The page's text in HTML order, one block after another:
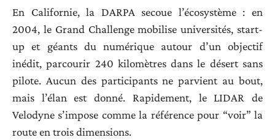
En Californie, la DARPA secoue l’écosystème : en
2004, le Grand Challenge mobilise universités, start-
up et géants du numérique autour d’un objectif
inédit, parcourir 240 kilomètres dans le désert sans
pilote. Aucun des participants ne parvient au bout,
mais l’élan est donné. Rapidement, le LIDAR de
Velodyne s’impose comme la référence pour “voir” la
route en trois dimensions.